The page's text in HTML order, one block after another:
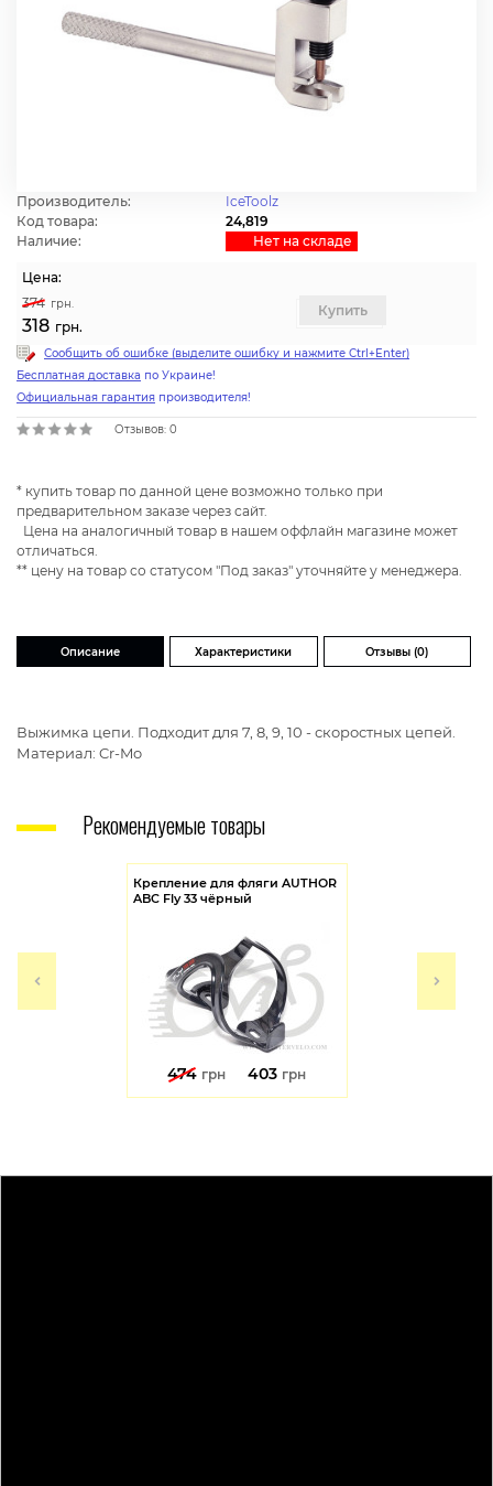
Производитель:
IceToolz
Код товара:
24,819
Наличие:
Нет на cкладе
Цена:
374 грн.
318 грн.
Купить
Сообщить об ошибке (выделите ошибку и нажмите Ctrl+Enter)
Бесплатная доставка по Украине!
Официальная гарантия производителя!
Отзывов: 0
* купить товар по данной цене возможно только при
предварительном заказе через сайт.
Цена на аналогичный товар в нашем оффлайн магазине может
отличаться.
** цену на товар со статусом "Под заказ" уточняйте у менеджера.
Описание Характеристики Отзывы (0)
Выжимка цепи. Подходит для 7, 8, 9, 10 - скоростных цепей.
Материал: Cr-Mo
Рекомендуемые товары
Крепление для фляги AUTHOR
ABC Fly 33 чёрный
474 грн 403 грн